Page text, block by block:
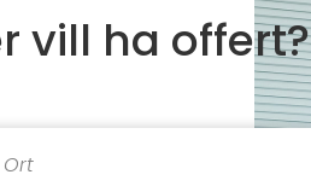
vill ha offert?